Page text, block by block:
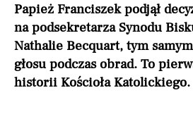
Papież Franciszek podjął
na podsekretarza Synodu
Nathalie Becquart, tym
głosu podczas obrad. To
historii Kościoła Katolickiego.